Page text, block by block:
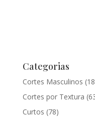
Categorias
Cortes Masculinos
Cortes por Textura
Curtos (78)